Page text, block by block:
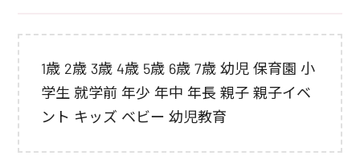
1歳 2歳 3歳 4歳 5歳 6歳 7歳 幼児 保育園 小
学生 就学前 年少 年中 年長 親子 親子イベ
ント キッズ ベビー 幼児教育